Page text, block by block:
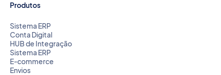
Produtos
Sistema ERP
Conta Digital
HUB de Integração
Sistema ERP
E-commerce
Envios